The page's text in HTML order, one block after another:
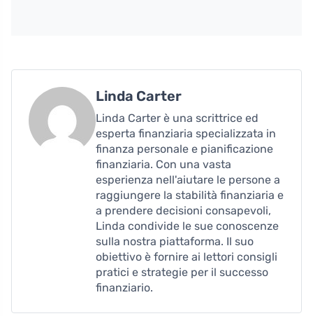
Linda Carter
Linda Carter è una scrittrice ed
esperta finanziaria specializzata in
finanza personale e pianificazione
finanziaria. Con una vasta
esperienza nell'aiutare le persone a
raggiungere la stabilità finanziaria e
a prendere decisioni consapevoli,
Linda condivide le sue conoscenze
sulla nostra piattaforma. Il suo
obiettivo è fornire ai lettori consigli
pratici e strategie per il successo
finanziario.